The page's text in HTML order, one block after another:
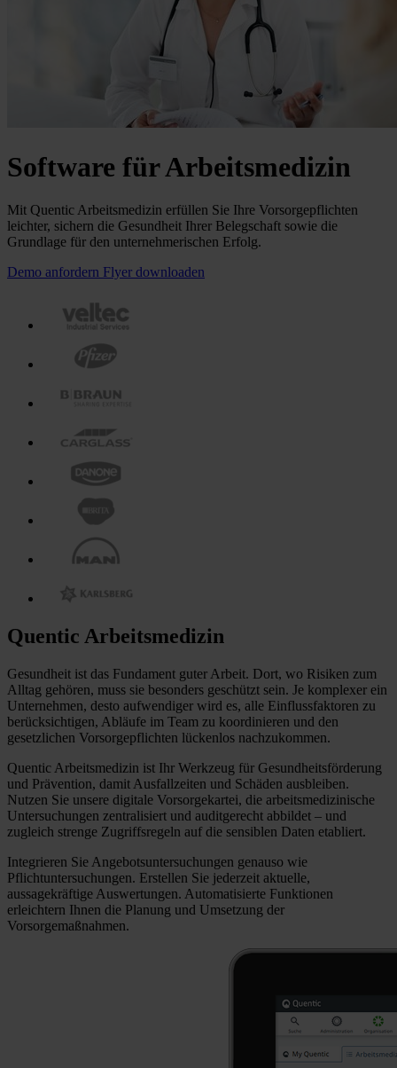
Software für Arbeitsmedizin
Mit Quentic Arbeitsmedizin erfüllen Sie Ihre Vorsorgepflichten
leichter, sichern die Gesundheit Ihrer Belegschaft sowie die
Grundlage für den unternehmerischen Erfolg.
Demo anfordern Flyer downloaden
Quentic Arbeitsmedizin
Gesundheit ist das Fundament guter Arbeit. Dort, wo Risiken zum
Alltag gehören, muss sie besonders geschützt sein. Je komplexer ein
Unternehmen, desto aufwendiger wird es, alle Einflussfaktoren zu
berücksichtigen, Abläufe im Team zu koordinieren und den
gesetzlichen Vorsorgepflichten lückenlos nachzukommen.
Quentic Arbeitsmedizin ist Ihr Werkzeug für Gesundheitsförderung
und Prävention, damit Ausfallzeiten und Schäden ausbleiben.
Nutzen Sie unsere digitale Vorsorgekartei, die arbeitsmedizinische
Untersuchungen zentralisiert und auditgerecht abbildet – und
zugleich strenge Zugriffsregeln auf die sensiblen Daten etabliert.
Integrieren Sie Angebotsuntersuchungen genauso wie
Pflichtuntersuchungen. Erstellen Sie jederzeit aktuelle,
aussagekräftige Auswertungen. Automatisierte Funktionen
erleichtern Ihnen die Planung und Umsetzung der
Vorsorgemaßnahmen.